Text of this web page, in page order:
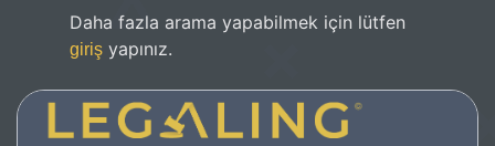
Daha fazla arama yapabilmek için lütfen
giriş yapınız.